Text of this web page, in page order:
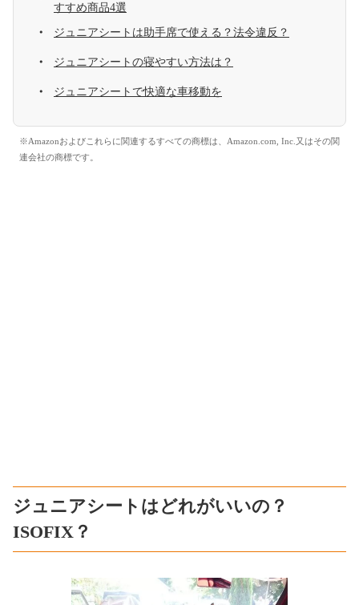
すすめ商品4選
ジュニアシートは助手席で使える？法令違反？
ジュニアシートの寝やすい方法は？
ジュニアシートで快適な車移動を
※Amazonおよびこれらに関連するすべての商標は、Amazon.com, Inc.又はその関
連会社の商標です。
ジュニアシートはどれがいいの？
ISOFIX？